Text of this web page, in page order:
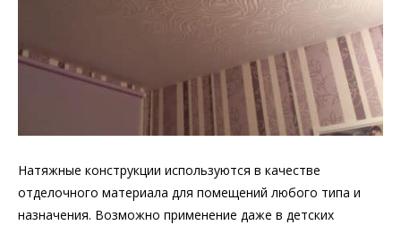
Натяжные конструкции используются в качестве
отделочного материала для помещений любого типа и
назначения. Возможно применение даже в детских